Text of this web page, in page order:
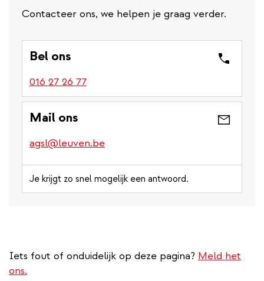
Contacteer ons, we helpen je graag verder.
Bel ons
016 27 26 77
Mail ons
agsl@leuven.be
Je krijgt zo snel mogelijk een antwoord.
Iets fout of onduidelijk op deze pagina? Meld het
ons.